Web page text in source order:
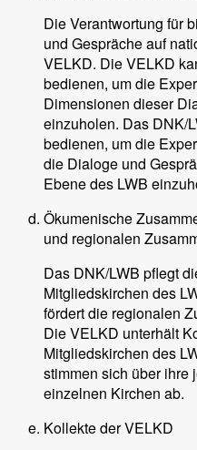
Die Verantwortung für
und Gespräche auf
VELKD. Die VELKD
bedienen, um die
Dimensionen dieser
einzuholen. Das DNK/
bedienen, um die
die Dialoge und
Ebene des LWB
Ökumenische
und regionalen
Das DNK/LWB pflegt
Mitgliedskirchen des
fördert die regionalen
Die VELKD unterhält
Mitgliedskirchen des
stimmen sich über
einzelnen Kirchen ab.
Kollekte der VELKD